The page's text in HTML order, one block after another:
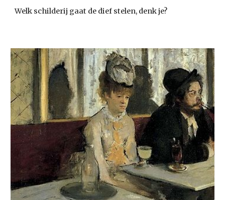
Welk schilderij gaat de dief stelen, denk je?